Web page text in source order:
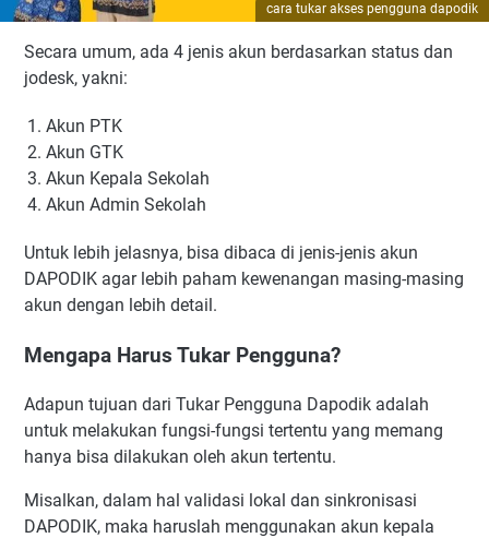
cara tukar akses pengguna dapodik
Secara umum, ada 4 jenis akun berdasarkan status dan
jodesk, yakni:
Akun PTK
Akun GTK
Akun Kepala Sekolah
Akun Admin Sekolah
Untuk lebih jelasnya, bisa dibaca di jenis-jenis akun
DAPODIK agar lebih paham kewenangan masing-masing
akun dengan lebih detail.
Mengapa Harus Tukar Pengguna?
Adapun tujuan dari Tukar Pengguna Dapodik adalah
untuk melakukan fungsi-fungsi tertentu yang memang
hanya bisa dilakukan oleh akun tertentu.
Misalkan, dalam hal validasi lokal dan sinkronisasi
DAPODIK, maka haruslah menggunakan akun kepala